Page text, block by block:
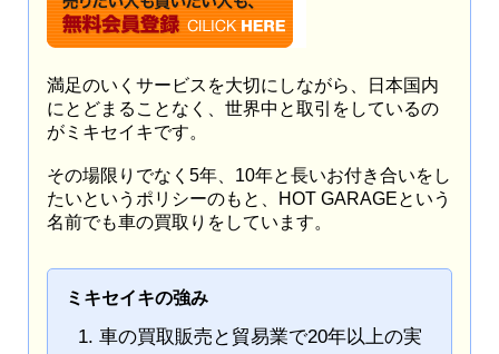
満足のいくサービスを大切にしながら、日本国内
にとどまることなく、世界中と取引をしているの
がミキセイキです。
その場限りでなく5年、10年と長いお付き合いをし
たいというポリシーのもと、HOT GARAGEという
名前でも車の買取りをしています。
ミキセイキの強み
車の買取販売と貿易業で20年以上の実